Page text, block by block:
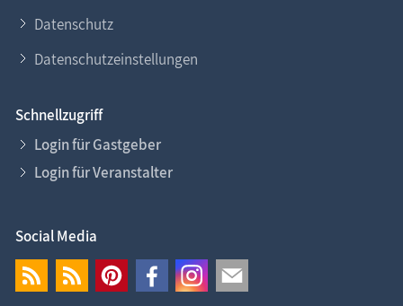
Datenschutz
Datenschutzeinstellungen
Schnellzugriff
Login für Gastgeber
Login für Veranstalter
Social Media